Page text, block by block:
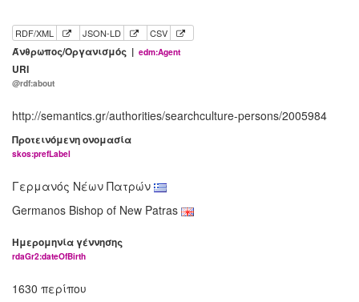
RDF/XML JSON-LD CSV
Άνθρωπος/Οργανισμός | edm:Agent
URI
@rdf:about
http://semantics.gr/authorities/searchculture-persons/2005984
Προτεινόμενη ονομασία
skos:prefLabel
Γερμανός Νέων Πατρών
Germanos Bishop of New Patras
Ημερομηνία γέννησης
rdaGr2:dateOfBirth
1630 περίπου